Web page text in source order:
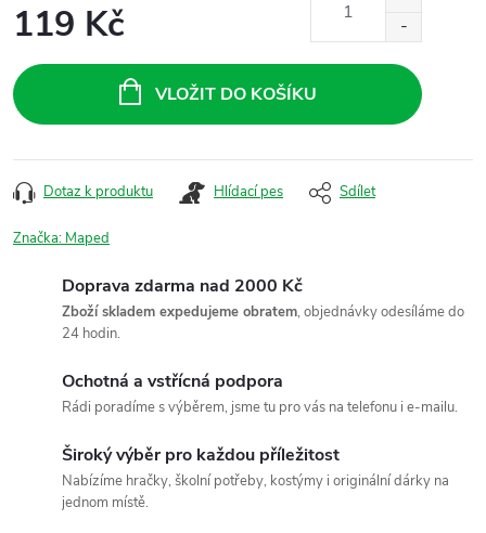
119 Kč
cena:
VLOŽIT DO KOŠÍKU
Dotaz k produktu Hlídací pes Sdílet
Značka: Maped
Doprava zdarma nad 2000 Kč
Zboží skladem expedujeme obratem, objednávky odesíláme do
24 hodin.
Ochotná a vstřícná podpora
Rádi poradíme s výběrem, jsme tu pro vás na telefonu i e-mailu.
Široký výběr pro každou příležitost
Nabízíme hračky, školní potřeby, kostýmy i originální dárky na
jednom místě.